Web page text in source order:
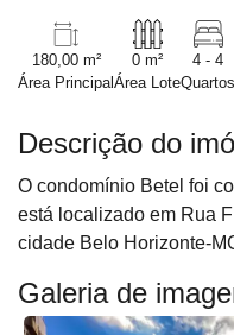
180,00 m²
Área Principal
0 m²
Área Lote
4 - 4
Quartos
Descrição do
O condomínio Betel foi
está localizado em Rua
cidade Belo Horizonte-
Galeria de